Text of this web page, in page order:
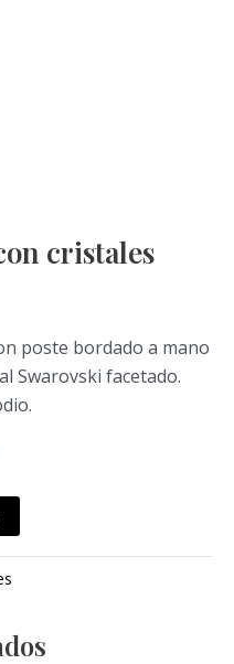
cristales
poste bordado a mano
Swarovski facetado.